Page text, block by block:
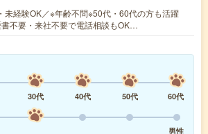
未経験OK／※年齢不問※50代・60代の方も活躍
不要・来社不要で電話相談もOK…
30代 40代 50代
60代
男性